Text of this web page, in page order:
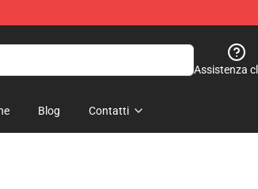
Assistenza
Blog Contatti